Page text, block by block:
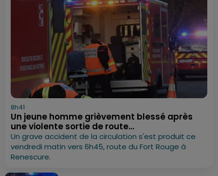
8h41
Un jeune homme grièvement blessé après
une violente sortie de route...
Un grave accident de la circulation s'est produit ce
vendredi matin vers 6h45, route du Fort Rouge à
Renescure.